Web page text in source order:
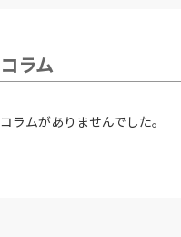
コラム
コラムがありませんでした。